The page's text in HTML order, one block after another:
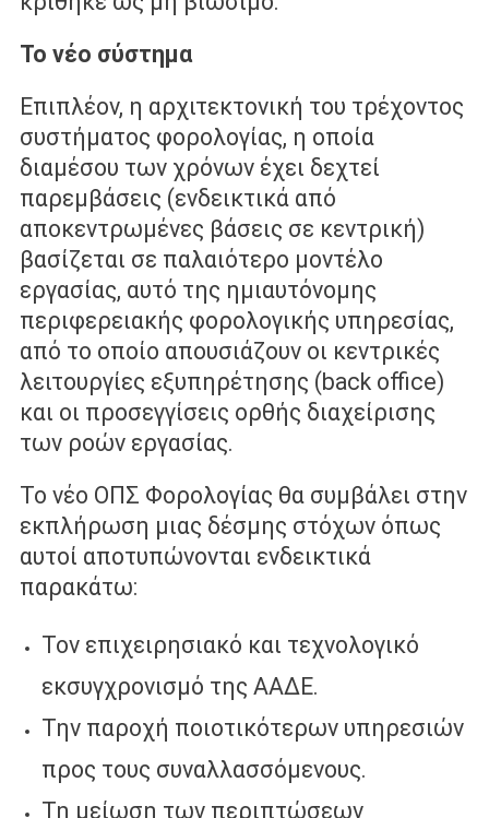
Το νέο σύστημα
Επιπλέον, η αρχιτεκτονική του τρέχοντος
συστήματος φορολογίας, η οποία
διαμέσου των χρόνων έχει δεχτεί
παρεμβάσεις (ενδεικτικά από
αποκεντρωμένες βάσεις σε κεντρική)
βασίζεται σε παλαιότερο μοντέλο
εργασίας, αυτό της ημιαυτόνομης
περιφερειακής φορολογικής υπηρεσίας,
από το οποίο απουσιάζουν οι κεντρικές
λειτουργίες εξυπηρέτησης (back office)
και οι προσεγγίσεις ορθής διαχείρισης
των ροών εργασίας.
Το νέο ΟΠΣ Φορολογίας θα συμβάλει στην
εκπλήρωση μιας δέσμης στόχων όπως
αυτοί αποτυπώνονται ενδεικτικά
παρακάτω:
Τον επιχειρησιακό και τεχνολογικό
εκσυγχρονισμό της ΑΑΔΕ.
Την παροχή ποιοτικότερων υπηρεσιών
προς τους συναλλασσόμενους.
Τη μείωση των περιπτώσεων